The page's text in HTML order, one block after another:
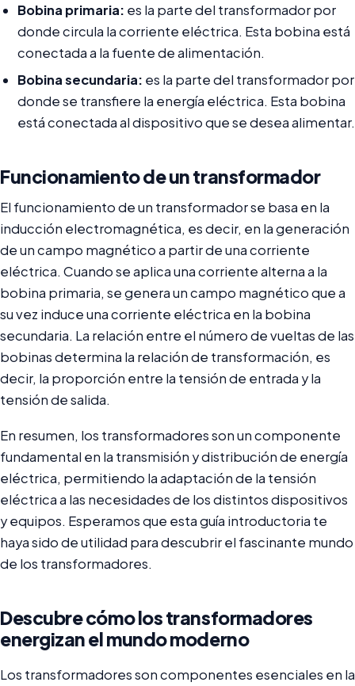
Bobina primaria: es la parte del transformador por
donde circula la corriente eléctrica. Esta bobina está
conectada a la fuente de alimentación.
Bobina secundaria: es la parte del transformador por
donde se transfiere la energía eléctrica. Esta bobina
está conectada al dispositivo que se desea alimentar.
Funcionamiento de un transformador
El funcionamiento de un transformador se basa en la
inducción electromagnética, es decir, en la generación
de un campo magnético a partir de una corriente
eléctrica. Cuando se aplica una corriente alterna a la
bobina primaria, se genera un campo magnético que a
su vez induce una corriente eléctrica en la bobina
secundaria. La relación entre el número de vueltas de las
bobinas determina la relación de transformación, es
decir, la proporción entre la tensión de entrada y la
tensión de salida.
En resumen, los transformadores son un componente
fundamental en la transmisión y distribución de energía
eléctrica, permitiendo la adaptación de la tensión
eléctrica a las necesidades de los distintos dispositivos
y equipos. Esperamos que esta guía introductoria te
haya sido de utilidad para descubrir el fascinante mundo
de los transformadores.
Descubre cómo los transformadores
energizan el mundo moderno
Los transformadores son componentes esenciales en la